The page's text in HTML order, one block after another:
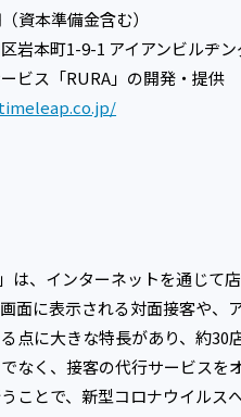
本準備金含む）
本町1-9-1 アイアンビルヂン
ス「RURA」の開発・提供
は、インターネットを通じて
面に表示される対面接客や、
点に大きな特長があり、約30
なく、接客の代行サービスを
ことで、新型コロナウイルス